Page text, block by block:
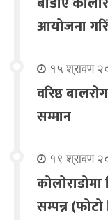
आयोजना
१५ श्रावण
वरिष्ठ
सम्मान
१९ श्रावण
सम्पन्न